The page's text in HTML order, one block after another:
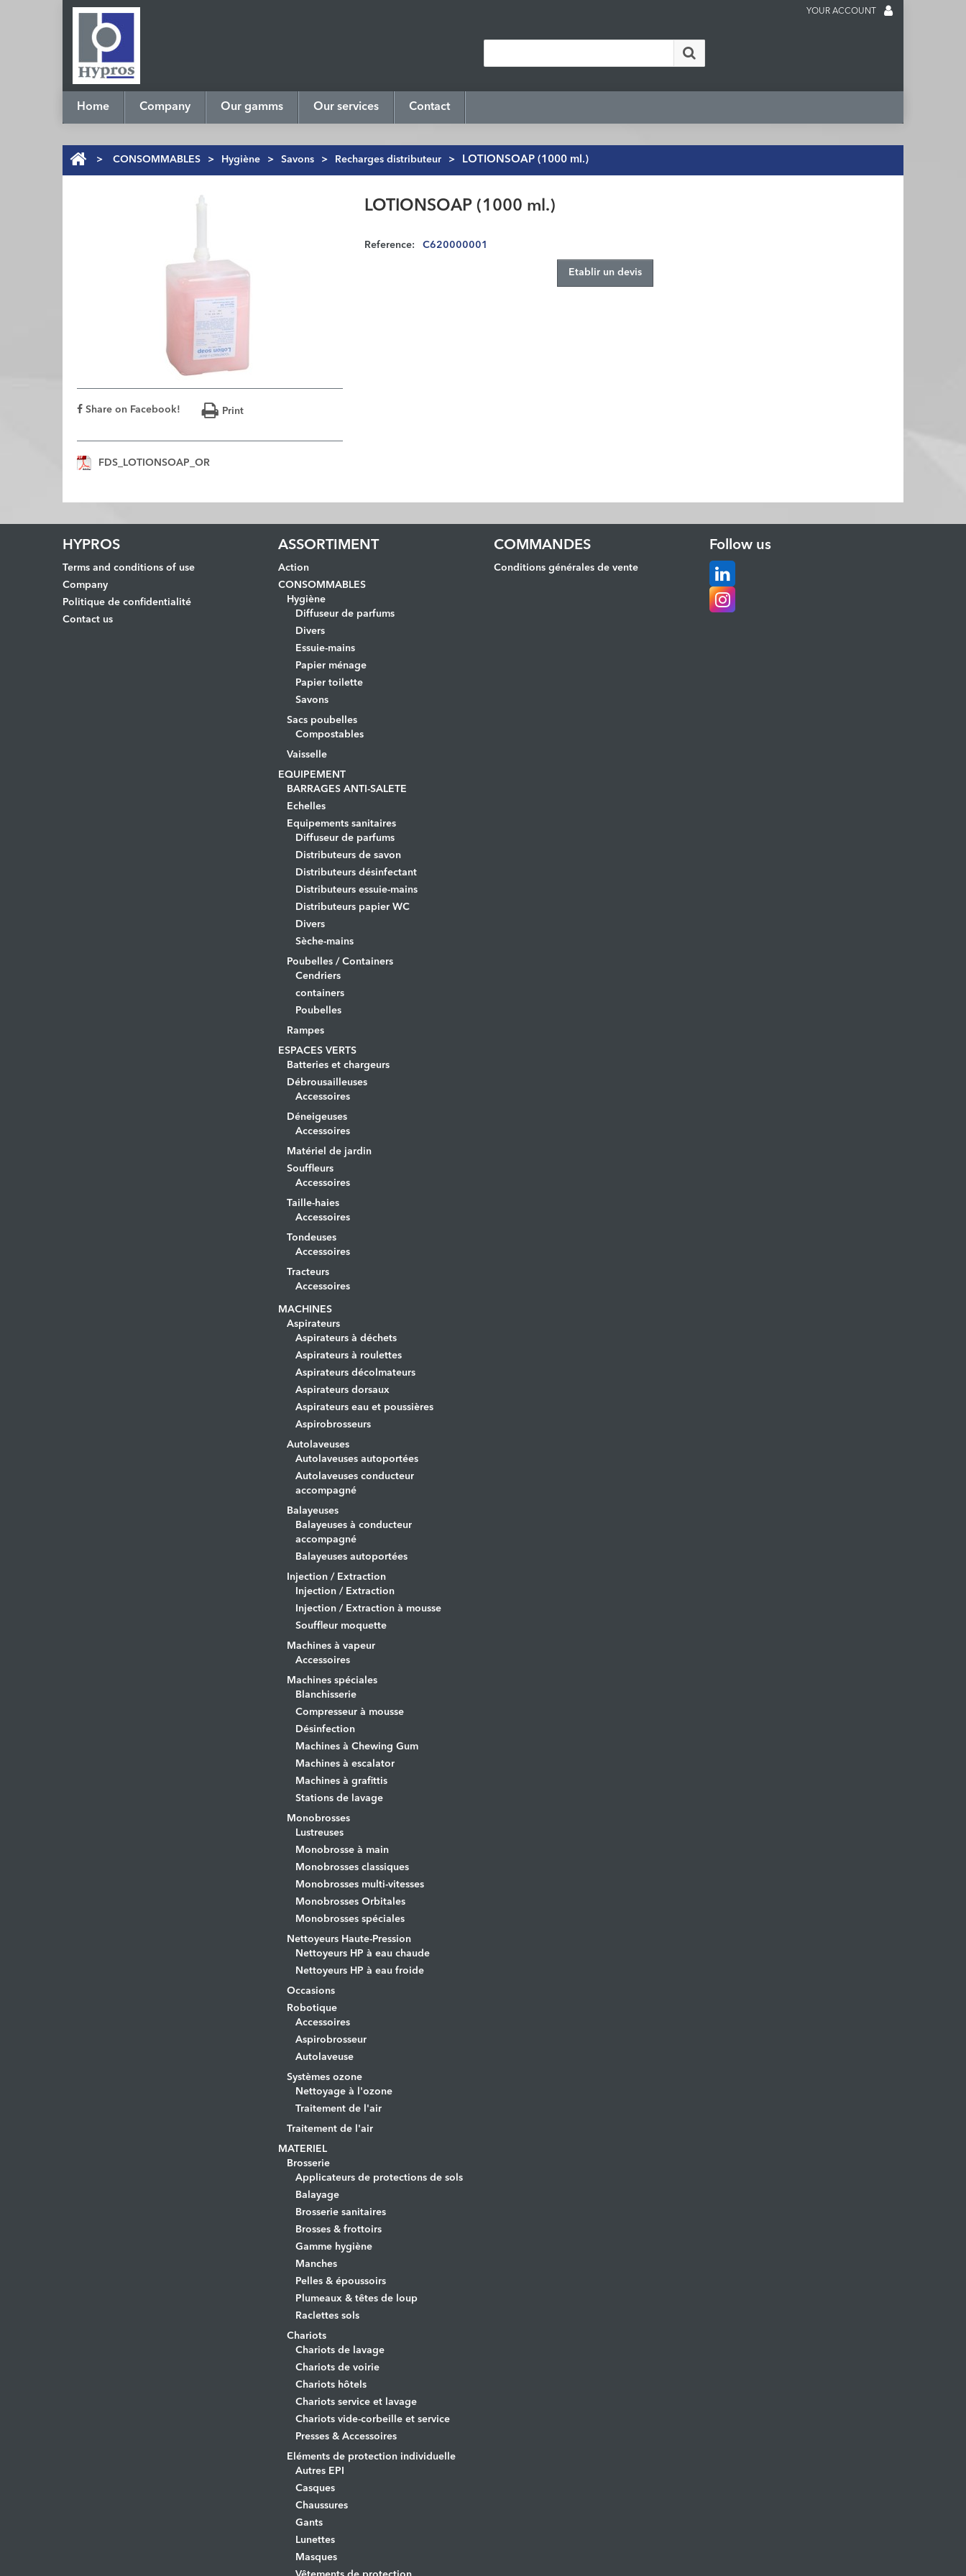
YOUR ACCOUNT
Home Company Our gamms Our services Contact
> CONSOMMABLES > Hygiène > Savons > Recharges distributeur > LOTIONSOAP (1000 ml.)
Share on Facebook! Print
FDS_LOTIONSOAP_OR
LOTIONSOAP (1000 ml.)
Reference: C620000001
Etablir un devis
HYPROS
Terms and conditions of use
Company
Politique de confidentialité
Contact us
ASSORTIMENT
Action
CONSOMMABLES
Hygiène
Diffuseur de parfums
Divers
Essuie-mains
Papier ménage
Papier toilette
Savons
Sacs poubelles
Compostables
Vaisselle
EQUIPEMENT
BARRAGES ANTI-SALETE
Echelles
Equipements sanitaires
Diffuseur de parfums
Distributeurs de savon
Distributeurs désinfectant
Distributeurs essuie-mains
Distributeurs papier WC
Divers
Sèche-mains
Poubelles / Containers
Cendriers
containers
Poubelles
Rampes
ESPACES VERTS
Batteries et chargeurs
Débrousailleuses
Accessoires
Déneigeuses
Accessoires
Matériel de jardin
Souffleurs
Accessoires
Taille-haies
Accessoires
Tondeuses
Accessoires
Tracteurs
Accessoires
MACHINES
Aspirateurs
Aspirateurs à déchets
Aspirateurs à roulettes
Aspirateurs décolmateurs
Aspirateurs dorsaux
Aspirateurs eau et poussières
Aspirobrosseurs
Autolaveuses
Autolaveuses autoportées
Autolaveuses conducteur
accompagné
Balayeuses
Balayeuses à conducteur
accompagné
Balayeuses autoportées
Injection / Extraction
Injection / Extraction
Injection / Extraction à mousse
Souffleur moquette
Machines à vapeur
Accessoires
Machines spéciales
Blanchisserie
Compresseur à mousse
Désinfection
Machines à Chewing Gum
Machines à escalator
Machines à grafittis
Stations de lavage
Monobrosses
Lustreuses
Monobrosse à main
Monobrosses classiques
Monobrosses multi-vitesses
Monobrosses Orbitales
Monobrosses spéciales
Nettoyeurs Haute-Pression
Nettoyeurs HP à eau chaude
Nettoyeurs HP à eau froide
Occasions
Robotique
Accessoires
Aspirobrosseur
Autolaveuse
Systèmes ozone
Nettoyage à l'ozone
Traitement de l'air
Traitement de l'air
MATERIEL
Brosserie
Applicateurs de protections de sols
Balayage
Brosserie sanitaires
Brosses & frottoirs
Gamme hygiène
Manches
Pelles & époussoirs
Plumeaux & têtes de loup
Raclettes sols
Chariots
Chariots de lavage
Chariots de voirie
Chariots hôtels
Chariots service et lavage
Chariots vide-corbeille et service
Presses & Accessoires
Eléments de protection individuelle
Autres EPI
Casques
Chaussures
Gants
Lunettes
Masques
COMMANDES
Conditions générales de vente
Follow us